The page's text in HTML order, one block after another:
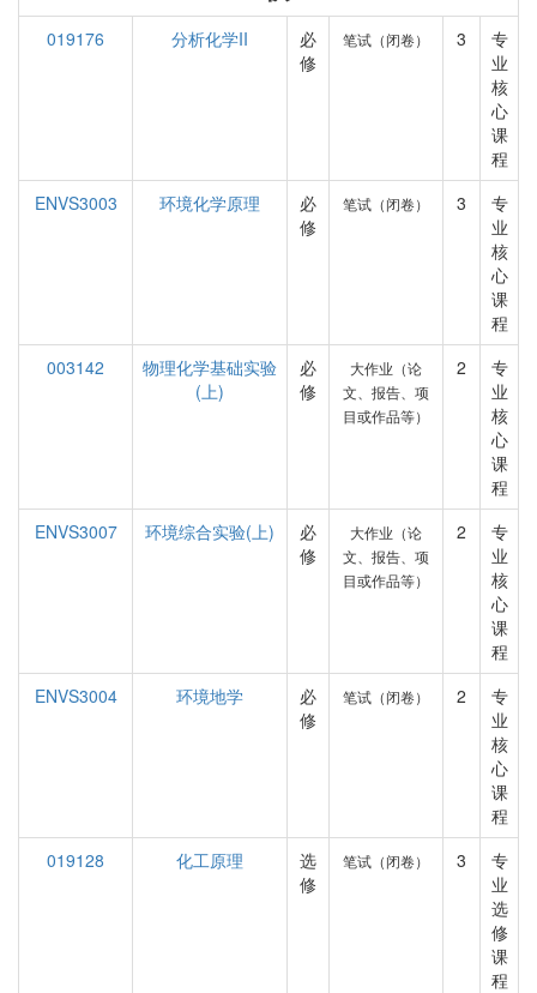
019176 分析化学II
必
修
笔试（闭卷） 3
专
业
核
心
课
程
ENVS3003
环境化学原理
必
修
笔试（闭卷） 3
专
业
核
心
课
程
003142
物理化学基础实验
(上)
必
修
大作业（论
文、报告、项
目或作品等）
2
专
业
核
心
课
程
ENVS3007
环境综合实验(上)
必
修
大作业（论
文、报告、项
目或作品等）
2
专
业
核
心
课
程
ENVS3004
环境地学
必
修
笔试（闭卷） 2
专
业
核
心
课
程
019128
化工原理
选
修
笔试（闭卷） 3
专
业
选
修
课
程